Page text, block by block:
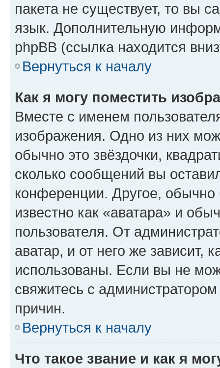
пакета не существует, то вы
язык. Дополнительную
phpBB (ссылка находится
Вернуться к началу
Как я могу поместить
Вместе с именем
изображения. Одно из них
обычно это звёздочки,
сколько сообщений вы
конференции. Другое,
известно как «аватара» и
пользователя. От
аватар, и от него же зависит,
использованы. Если вы не
свяжитесь с
причин.
Вернуться к началу
Что такое звание и как я